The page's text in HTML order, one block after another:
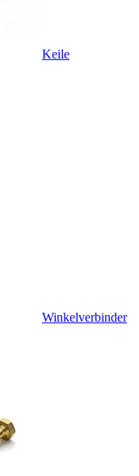
Keile
Winkelverbinder